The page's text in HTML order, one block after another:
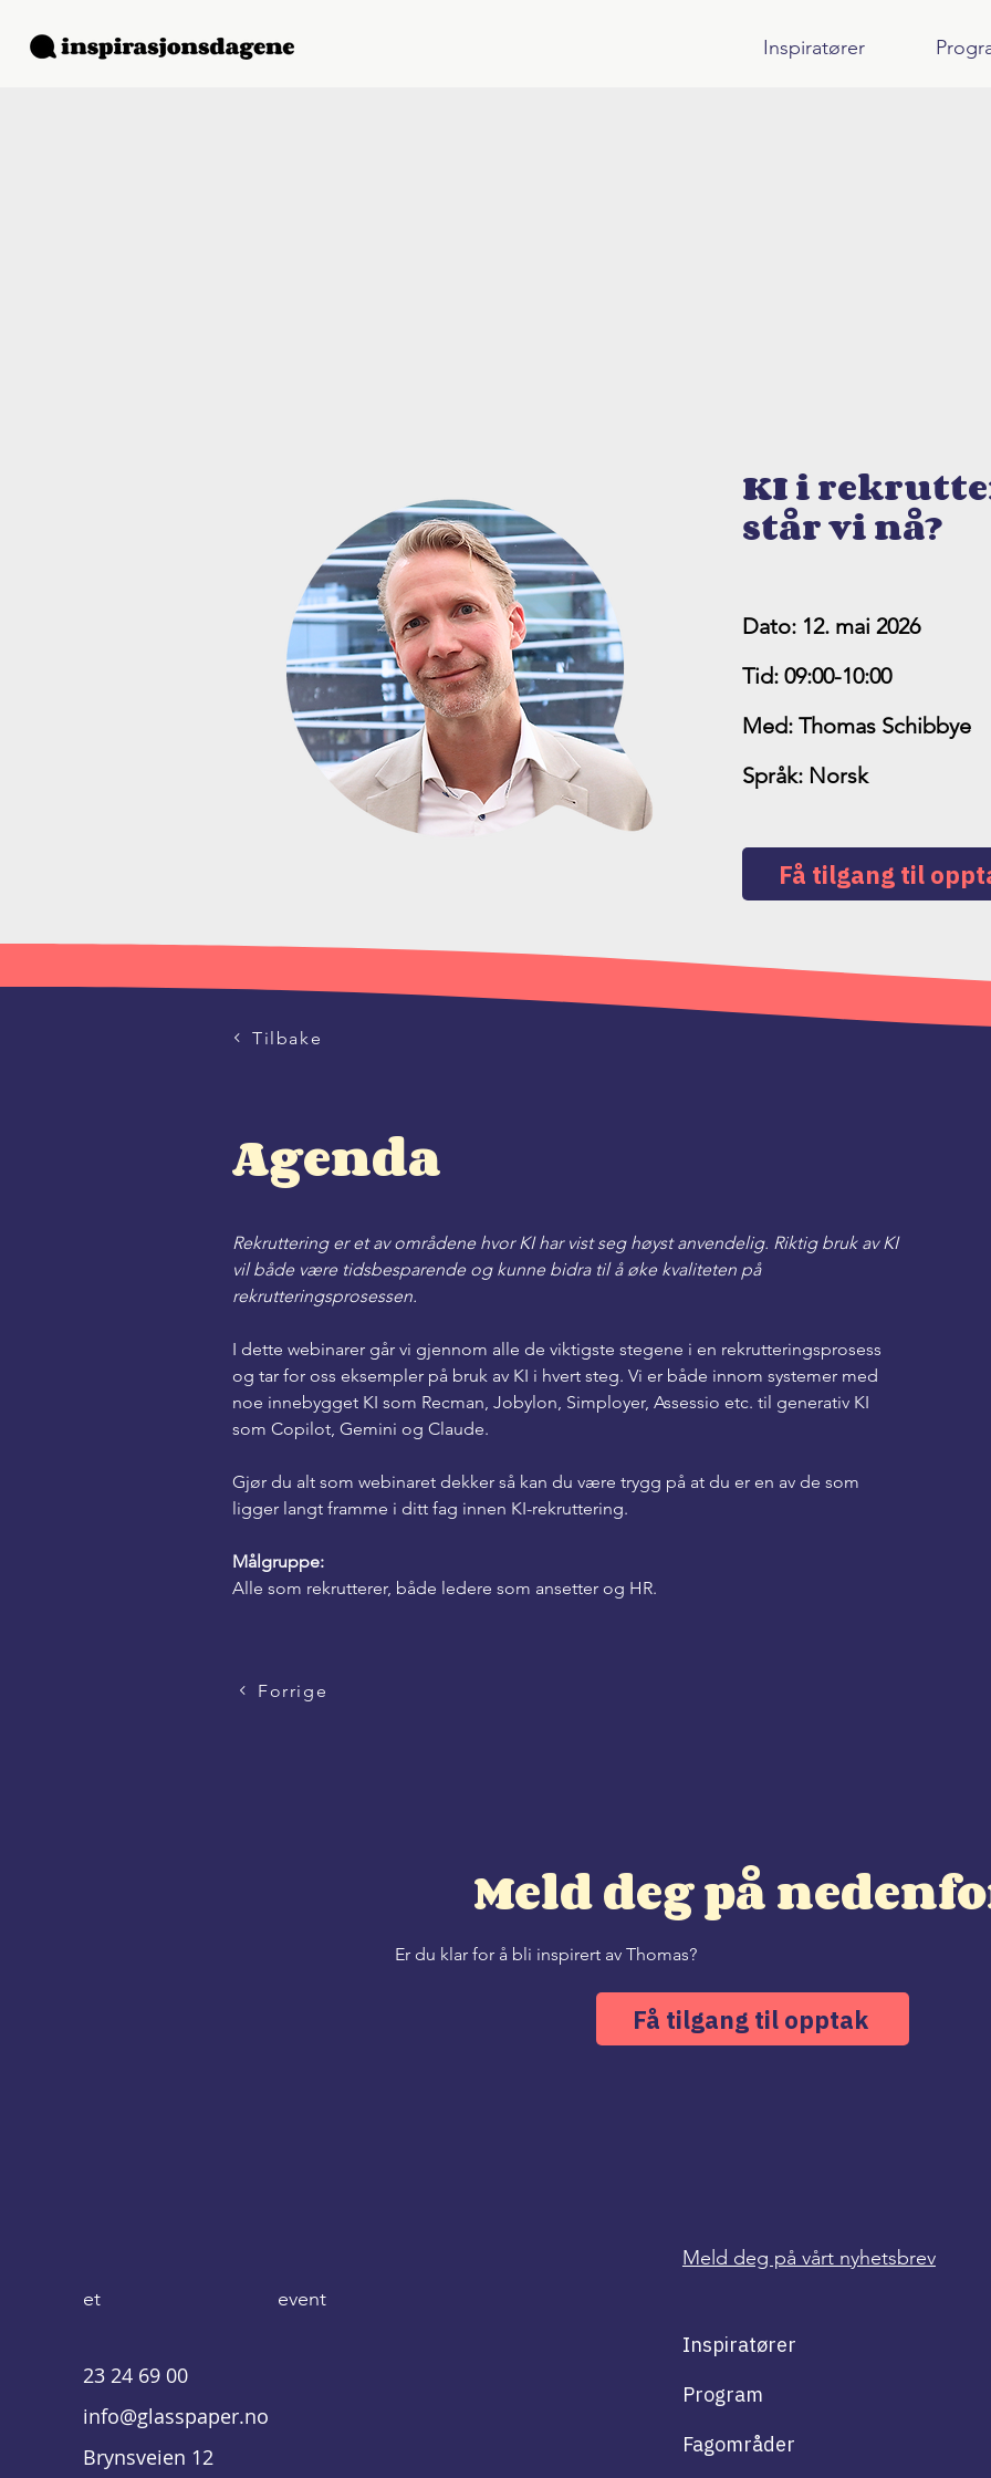
Inspiratører
KI i
står vi nå?
Dato: 12. mai 2026
Tid: 09:00-10:00
Med: Thomas Schibbye
Språk: Norsk
Få tilgang til
Tilbake
Agenda
Rekruttering er et av områdene hvor KI har vist seg høyst anvendelig. Riktig bruk av KI
vil både være tidsbesparende og kunne bidra til å øke kvaliteten på
rekrutteringsprosessen.
I dette webinarer går vi gjennom alle de viktigste stegene i en rekrutteringsprosess
og tar for oss eksempler på bruk av KI i hvert steg. Vi er både innom systemer med
noe innebygget KI som Recman, Jobylon, Simployer, Assessio etc. til generativ KI
som Copilot, Gemini og Claude.
Gjør du alt som webinaret dekker så kan du være trygg på at du er en av de som
ligger langt framme i ditt fag innen KI-rekruttering.
Målgruppe:
Alle som rekrutterer, både ledere som ansetter og HR.
Forrige
Meld deg på
Er du klar for å bli inspirert av Thomas?
Få tilgang til opptak
et event
23 24 69 00
info@glasspaper.no
Brynsveien 12
Meld deg på vårt nyhetsbrev
Inspiratører
Program
Fagområder